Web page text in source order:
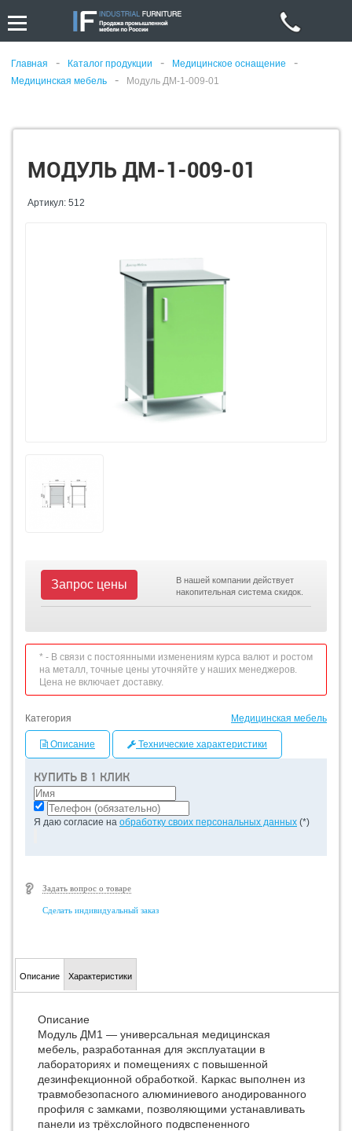
Главная - Каталог продукции - Медицинское оснащение -
Медицинская мебель - Модуль ДМ-1-009-01
МОДУЛЬ ДМ-1-009-01
Артикул: 512
КУПИТЬ В 1 КЛИК
Я даю согласие на обработку своих персональных данных (*)
Задать вопрос о товаре
Сделать индивидуальный заказ
Запрос цены
В нашей компании действует
накопительная система скидок.
* - В связи с постоянными изменениям курса валют и ростом
на металл, точные цены уточняйте у наших менеджеров.
Цена не включает доставку.
Категория Медицинская мебель
Описание Технические характеристики
Описание Характеристики
Описание
Модуль ДМ1 — универсальная медицинская
мебель, разработанная для эксплуатации в
лабораториях и помещениях с повышенной
дезинфекционной обработкой. Каркас выполнен из
травмобезопасного алюминиевого анодированного
профиля с замками, позволяющими устанавливать
панели из трёхслойного подвспененного